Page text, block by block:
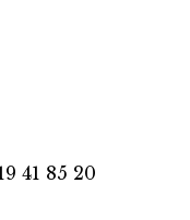
41 85 20